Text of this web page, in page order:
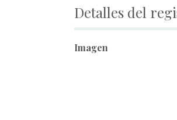
Detalles del
Imagen